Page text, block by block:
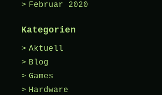
Februar 2020
Kategorien
Aktuell
Blog
Games
Hardware